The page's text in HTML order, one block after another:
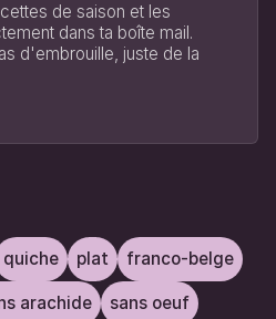
de saison et les
dans ta boîte mail.
d'embrouille, juste de la
quiche plat franco-belge
arachide sans oeuf